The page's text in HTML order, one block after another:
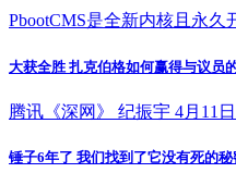
PbootCMS是全新内核且永
大获全胜 扎克伯格如何赢得与议员
腾讯《深网》 纪振宇 4月11
锤子6年了 我们找到了它没有死的秘